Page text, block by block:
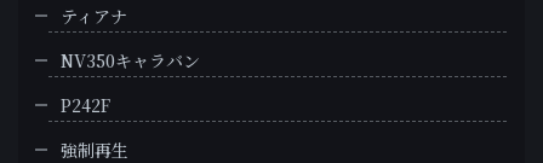
ティアナ
NV350キャラバン
P242F
強制再生